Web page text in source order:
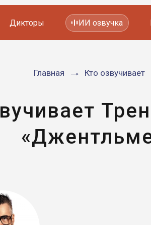
Мультфильмов
Дикторы ИИ озвучка
Главная Кто озвучивает